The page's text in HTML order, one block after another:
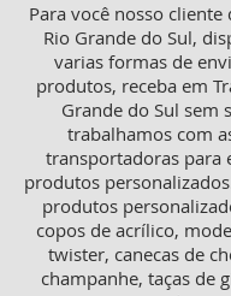
Para você nosso cliente
Rio Grande do Sul,
varias formas de
produtos, receba em
Grande do Sul sem
trabalhamos com
transportadoras para
produtos
produtos
copos de acrílico,
twister, canecas de
champanhe, taças de